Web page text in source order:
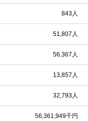
843人
51,807人
56,367人
13,857人
32,793人
56,361,949千円